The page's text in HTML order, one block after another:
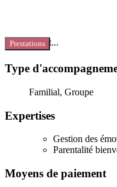
Chargement...
Prestations
Type
Familial, Groupe
Expertises
Gestion des
Parentalité
Moyens de paiement